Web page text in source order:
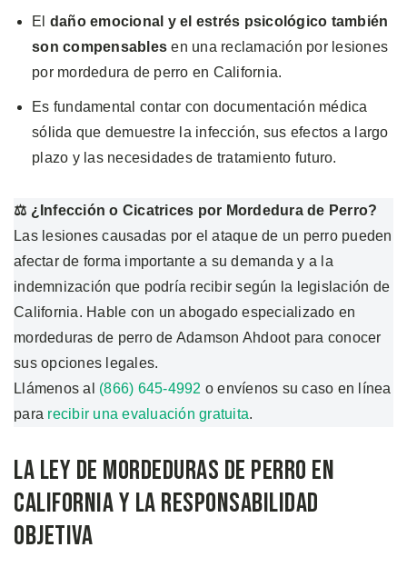
El daño emocional y el estrés psicológico también
son compensablesen una reclamación por lesiones
por mordedura de perro en California.
Es fundamental contar con documentación médica
sólida que demuestre la infección, sus efectos a largo
plazo y las necesidades de tratamiento futuro.
⚖️ ¿Infección o Cicatrices por Mordedura de Perro?
Las lesiones causadas por el ataque de un perro pueden
afectar de forma importante a su demanda y a la
indemnización que podría recibir según la legislación de
California. Hable con un abogado especializado en
mordeduras de perro de Adamson Ahdoot para conocer
sus opciones legales.
Llámenos al (866) 645-4992 o envíenos su caso en línea
para recibir una evaluación gratuita.
La Ley de Mordeduras de Perro en
California y la Responsabilidad
Objetiva